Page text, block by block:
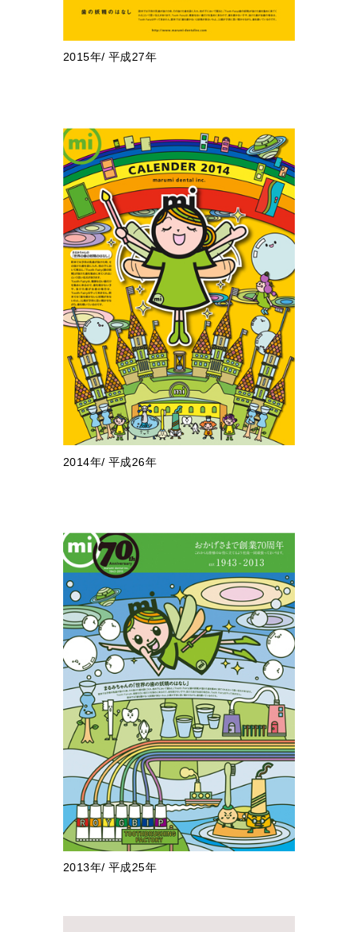
2015年/ 平成27年
2014年/ 平成26年
2013年/ 平成25年